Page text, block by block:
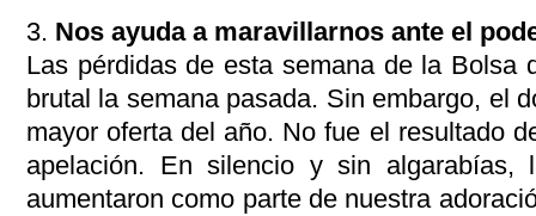
3. Nos ayuda a maravillarnos ante el
Las pérdidas de esta semana de la Bolsa
brutal la semana pasada. Sin embargo, el
mayor oferta del año. No fue el resultado
apelación. En silencio y sin algarabías,
aumentaron como parte de nuestra